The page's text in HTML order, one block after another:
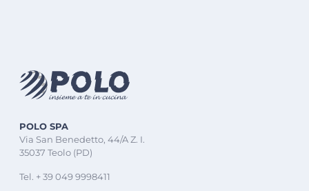
POLO SPA
Via San Benedetto, 44/A Z. I.
35037 Teolo (PD)
Tel. + 39 049 9998411